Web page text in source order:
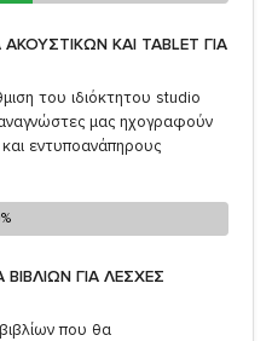
ΚΑΙ TABLET ΓΙΑ
του ιδιόκτητου studio
μας ηχογραφούν
εντυποανάπηρους
ΒΙΒΛΙΩΝ ΓΙΑ ΛΕΣΧΕΣ
που θα